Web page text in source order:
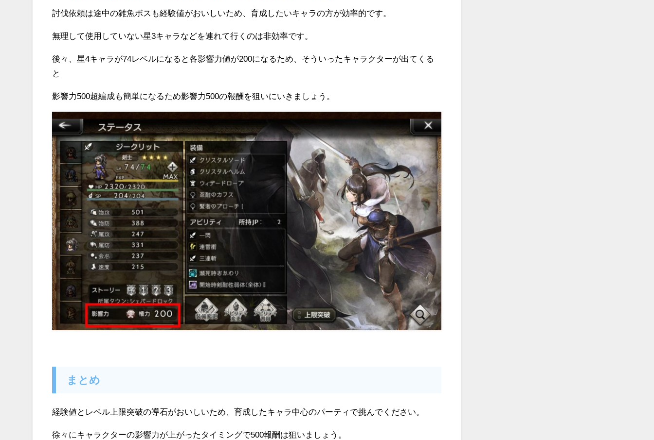
討伐依頼は途中の雑魚ボスも経験値がおいしいため、育成したいキャラの方が効率的です。
無理して使用していない星3キャラなどを連れて行くのは非効率です。
後々、星4キャラが74レベルになると各影響力値が200になるため、そういったキャラクターが出てくる
と
影響力500超編成も簡単になるため影響力500の報酬を狙いにいきましょう。
まとめ
経験値とレベル上限突破の導石がおいしいため、育成したキャラ中心のパーティで挑んでください。
徐々にキャラクターの影響力が上がったタイミングで500報酬は狙いましょう。